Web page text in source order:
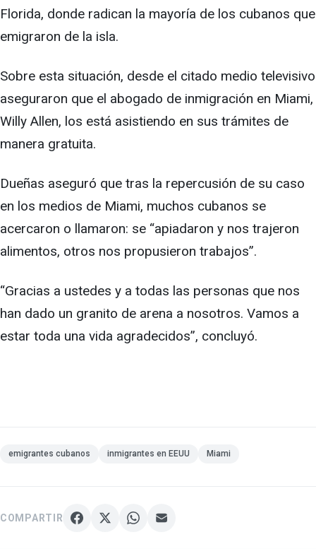
Florida, donde radican la mayoría de los cubanos que
emigraron de la isla.
Sobre esta situación, desde el citado medio televisivo
aseguraron que el abogado de inmigración en Miami,
Willy Allen, los está asistiendo en sus trámites de
manera gratuita.
Dueñas aseguró que tras la repercusión de su caso
en los medios de Miami, muchos cubanos se
acercaron o llamaron: se “apiadaron y nos trajeron
alimentos, otros nos propusieron trabajos”.
“Gracias a ustedes y a todas las personas que nos
han dado un granito de arena a nosotros. Vamos a
estar toda una vida agradecidos”, concluyó.
emigrantes cubanos inmigrantes en EEUU Miami
COMPARTIR